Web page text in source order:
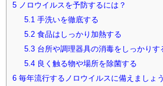
5 ノロウイルスを予防するには？
5.1手洗いを徹底する
5.2食品はしっかり加熱する
5.3台所や調理器具の消毒をしっかりす
5.4良く触る物や場所を除菌する
6 毎年流行するノロウイルスに備えましょ